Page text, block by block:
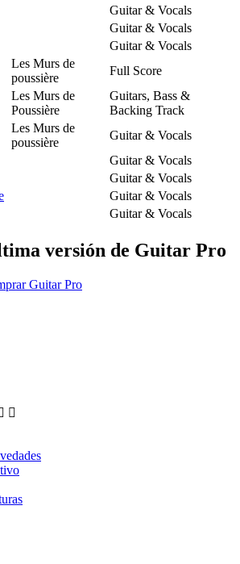
Guitar & Vocals
Guitar & Vocals
Guitar & Vocals
Les Murs de
poussière
Full Score
Les Murs de
Poussière
Guitars, Bass &
Backing Track
Les Murs de
poussière
Guitar & Vocals
Guitar & Vocals
Guitar & Vocals
Guitar & Vocals
Guitar & Vocals
versión de Guitar Pro
Guitar Pro
